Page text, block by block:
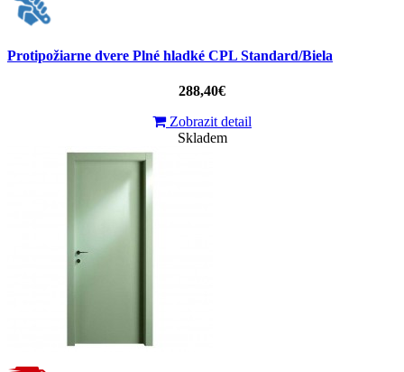
Protipožiarne dvere Plné hladké CPL Standard/Biela
288,40€
Zobrazit detail
Skladem